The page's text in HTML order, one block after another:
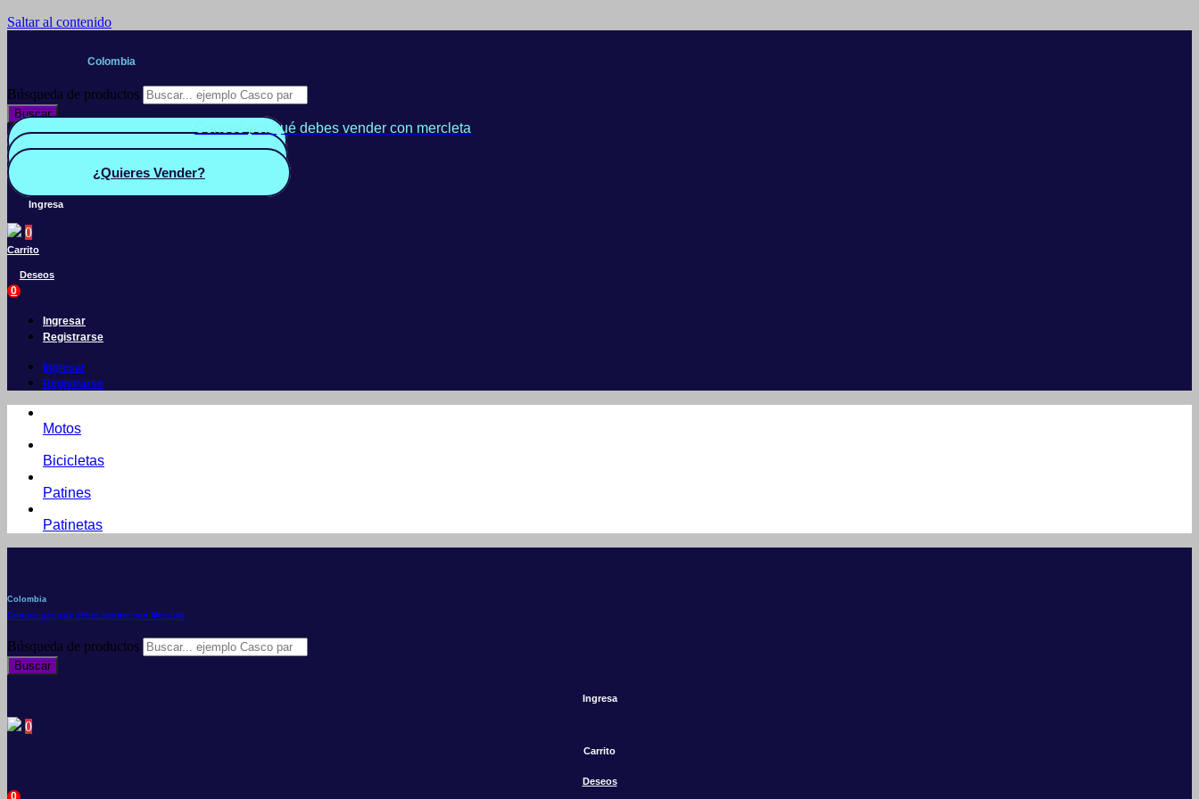
Saltar al contenido
Colombia
Búsqueda de productos
Buscar
Conoce por qué debes vender con mercleta
¿Quieres Vender?
Ingresa
0
Carrito
Deseos
0
Ingresar
Registrarse
Ingresar
Registrarse
Motos
Bicicletas
Patines
Patinetas
Colombia
Conoce por qué debes vender con Mercleta
Búsqueda de productos
Buscar
Ingresa
0
Carrito
Deseos
0